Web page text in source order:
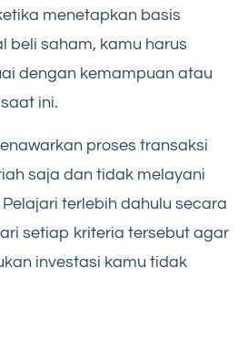
menetapkan basis
beli saham, kamu harus
dengan kemampuan atau
ini.
proses transaksi
saja dan tidak melayani
terlebih dahulu secara
setiap kriteria tersebut agar
investasi kamu tidak